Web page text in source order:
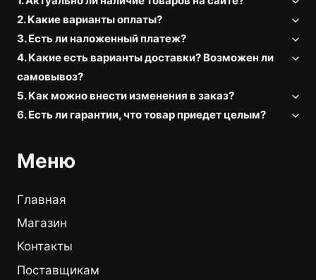
2. Какие варианты оплаты?
3. Есть ли наложенный платеж?
4. Какие есть варианты доставки? Возможен ли
самовывоз?
5. Как можно внести изменения в заказ?
6. Есть ли гарантии, что товар приедет целым?
Меню
Главная
Магазин
Контакты
Поставщикам